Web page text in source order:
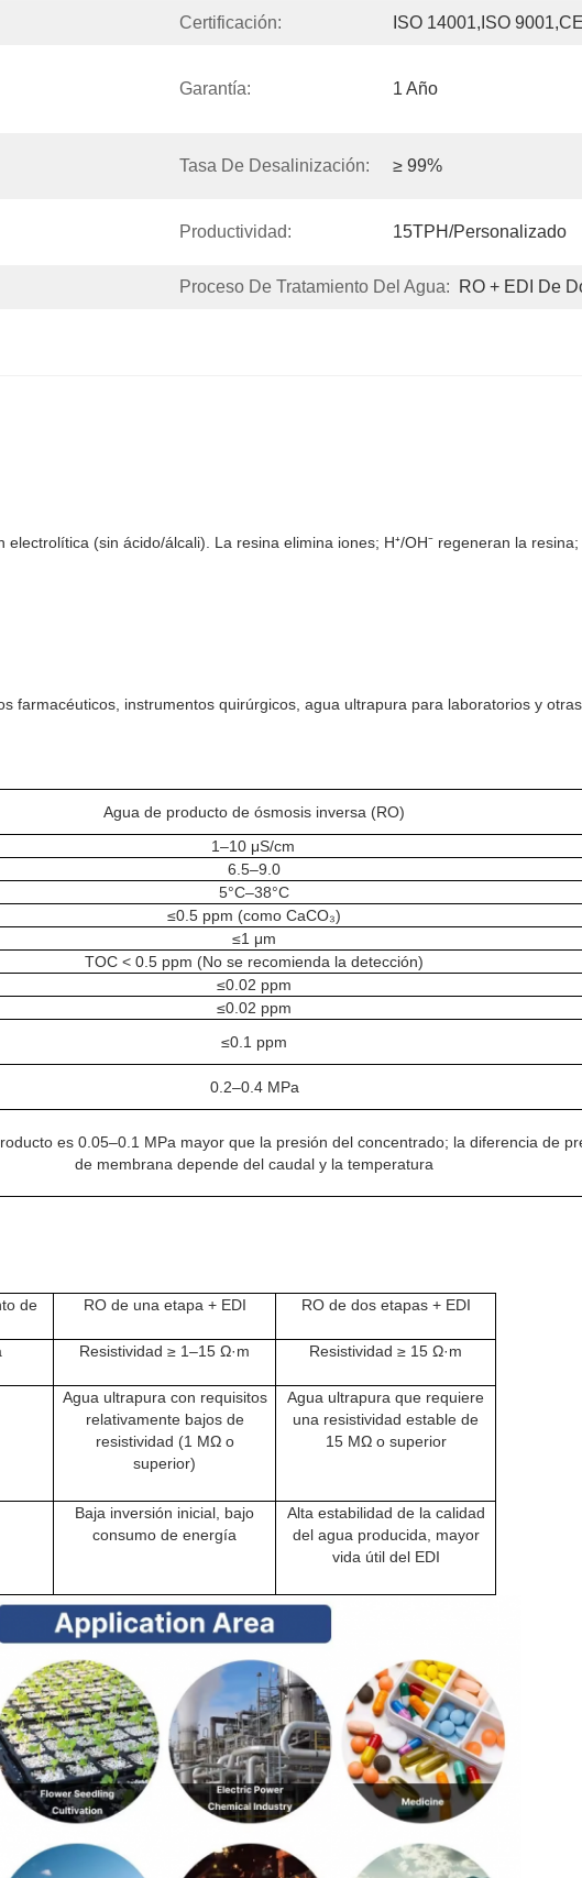
Certificación: ISO 14001,ISO
Garantía: 1 Año
Tasa De Desalinización: ≥ 99%
Productividad: 15TPH/Personalizado
Proceso De Tratamiento Del Agua: RO + EDI De
(sin ácido/álcali). La resina elimina iones; H⁺/OH⁻ regeneran la
farmacéuticos, instrumentos quirúrgicos, agua ultrapura para laboratorios y
Agua de producto de ósmosis inversa (RO)
1–10 μS/cm
6.5–9.0
5°C–38°C
≤0.5 ppm (como CaCO₃)
≤1 μm
TOC < 0.5 ppm (No se recomienda la detección)
≤0.02 ppm
≤0.02 ppm
≤0.1 ppm
0.2–0.4 MPa
es 0.05–0.1 MPa mayor que la presión del concentrado; la diferencia de
de membrana depende del caudal y la temperatura
de
RO de una etapa + EDI RO de dos etapas + EDI
Resistividad ≥ 1–15 Ω·m Resistividad ≥ 15 Ω·m
Agua ultrapura con requisitos
relativamente bajos de
resistividad (1 MΩ o
superior)
Agua ultrapura que requiere
una resistividad estable de
15 MΩ o superior
Baja inversión inicial, bajo
consumo de energía
Alta estabilidad de la calidad
del agua producida, mayor
vida útil del EDI